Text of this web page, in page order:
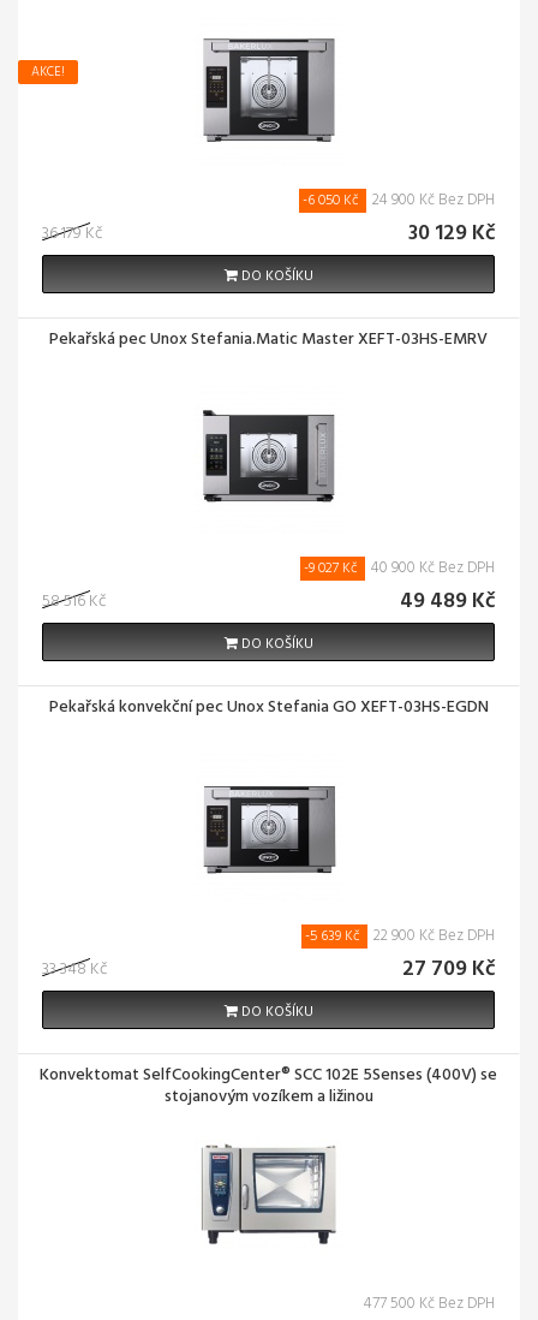
AKCE!
36 179 Kč
-6 050 Kč 24 900 Kč Bez DPH
30 129 Kč
DO KOŠÍKU
Pekařská pec Unox Stefania.Matic Master XEFT-03HS-EMRV
58 516 Kč
-9 027 Kč 40 900 Kč Bez DPH
49 489 Kč
DO KOŠÍKU
Pekařská konvekční pec Unox Stefania GO XEFT-03HS-EGDN
33 348 Kč
-5 639 Kč 22 900 Kč Bez DPH
27 709 Kč
DO KOŠÍKU
Konvektomat SelfCookingCenter® SCC 102E 5Senses (400V) se
stojanovým vozíkem a ližinou
477 500 Kč Bez DPH